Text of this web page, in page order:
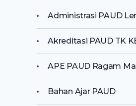
Administrasi PAUD
Akreditasi PAUD TK
APE PAUD Ragam
Bahan Ajar PAUD